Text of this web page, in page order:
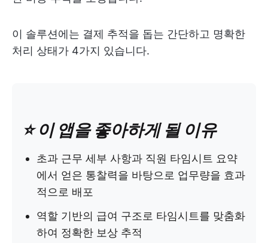
이 솔루션에는 결제 추적을 돕는 간단하고 명확한
처리 상태가 4가지 있습니다.
⭐️ 이 앱을 좋아하게 될 이유
초과 근무 세부 사항과 직원 타임시트 요약
에서 얻은 통찰력을 바탕으로 업무량을 효과
적으로 배포
역할 기반의 급여 구조로 타임시트를 맞춤화
하여 정확한 보상 추적